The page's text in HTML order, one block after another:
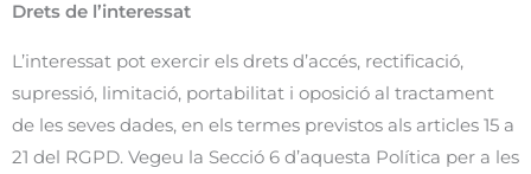
Drets de l’interessat
L’interessat pot exercir els drets d’accés, rectificació,
supressió, limitació, portabilitat i oposició al tractament
de les seves dades, en els termes previstos als articles 15 a
21 del RGPD. Vegeu la Secció 6 d’aquesta Política per a les